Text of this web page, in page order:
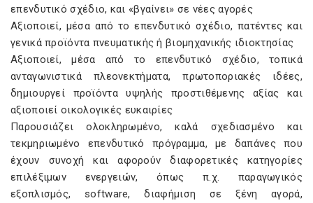
επενδυτικό σχέδιο, και «βγαίνει» σε νέες αγορές
Αξιοποιεί, μέσα από το επενδυτικό σχέδιο, πατέντες και
γενικά προϊόντα πνευματικής ή βιομηχανικής ιδιοκτησίας
Αξιοποιεί, μέσα από το επενδυτικό σχέδιο, τοπικά
ανταγωνιστικά πλεονεκτήματα, πρωτοποριακές ιδέες,
δημιουργεί προϊόντα υψηλής προστιθέμενης αξίας και
αξιοποιεί οικολογικές ευκαιρίες
Παρουσιάζει ολοκληρωμένο, καλά σχεδιασμένο και
τεκμηριωμένο επενδυτικό πρόγραμμα, με δαπάνες που
έχουν συνοχή και αφορούν διαφορετικές κατηγορίες
επιλέξιμων ενεργειών, όπως π.χ. παραγωγικός
εξοπλισμός, software, διαφήμιση σε ξένη αγορά,